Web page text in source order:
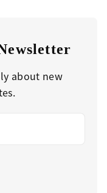
about new